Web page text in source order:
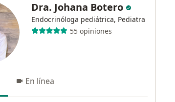
Dra. Johana Botero
Endocrinóloga pediátrica, Pediatra
55 opiniones
En línea